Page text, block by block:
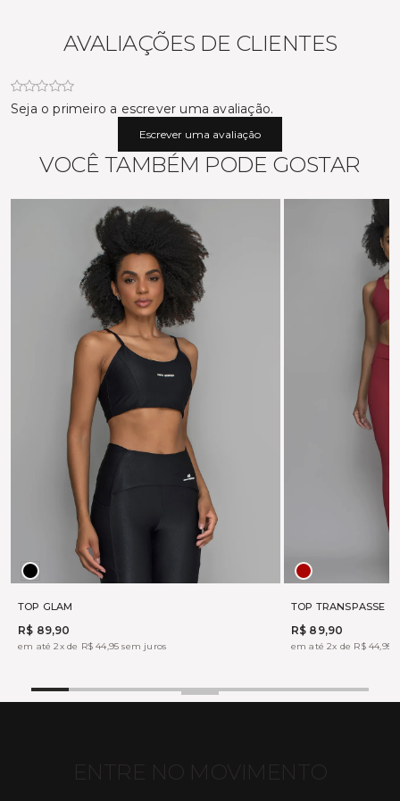
AVALIAÇÕES DE CLIENTES
Seja o primeiro a escrever uma avaliação.
Escrever uma avaliação
VOCÊ TAMBÉM PODE GOSTAR
TOP GLAM
R$ 89,90
em até 2x de R$ 44,95 sem juros
Preto
TOP TRANSPASSE
R$ 89,90
em até 2x de R$ 44,95
CARMIN